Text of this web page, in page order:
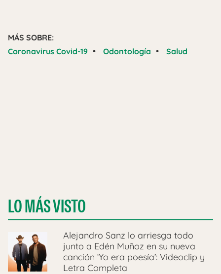
MÁS SOBRE:
Coronavirus Covid-19 • Odontología • Salud
LO MÁS VISTO
Alejandro Sanz lo arriesga todo
junto a Edén Muñoz en su nueva
canción ‘Yo era poesía’: Videoclip y
Letra Completa